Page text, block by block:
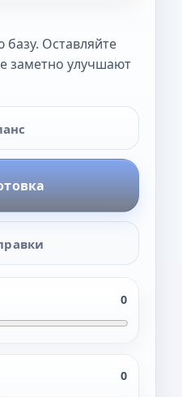
Оставляйте
заметно улучшают
0
0